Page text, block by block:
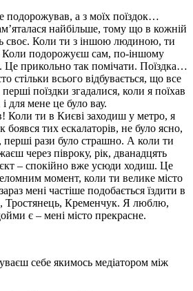
подорожував, а з моїх поїздок…
найбільше, тому що в кожній
своє. Коли ти з іншою людиною, ти
Коли подорожуєш сам, по-іншому
Це прикольно так помічати. Поїздка…
стільки всього відбувається, що все
поїздки згадалися, коли я поїхав
для мене це було вау.
Коли ти в Києві заходиш у метро, я
тих ескалаторів, не було ясно,
перші рази було страшно. А коли ти
через півроку, рік, дванадцять
– спокійно вже усюди ходиш. Це
момент, коли ти велике місто
мені частіше подобається їздити в
Тростянець, Кременчук. Я люблю,
є – мені місто прекрасне.
себе якимось медіатором між